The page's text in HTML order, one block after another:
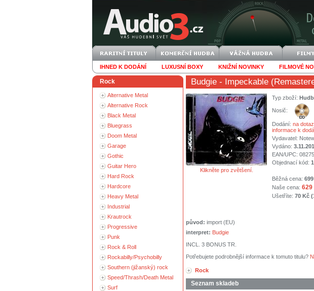
IHNED K DODÁNÍ LUXUSNÍ BOXY KNIŽNÍ NOVINKY FILMOVÉ
Rock
Alternative Metal
Alternative Rock
Black Metal
Bluegrass
Doom Metal
Garage
Gothic
Guitar Hero
Hard Rock
Hardcore
Heavy Metal
Industrial
Krautrock
Progressive
Punk
Rock & Roll
Rockabilly/Psychobilly
Southern (jižanský) rock
Speed/Thrash/Death Metal
Surf
Budgie - Impeckable
Klikněte pro zvětšení.
Typ zboží:
Nosič:
Dodání: na
informace k
Vydavatel:
Vydáno:
EAN/UPC:
Objednací kód:
Běžná cena:
Naše cena: 629
Ušetříte: 70 Kč
původ: import (EU)
interpret: Budgie
INCL. 3 BONUS TR.
Potřebujete podrobnější informace k tomuto titulu?
Rock
Seznam skladeb